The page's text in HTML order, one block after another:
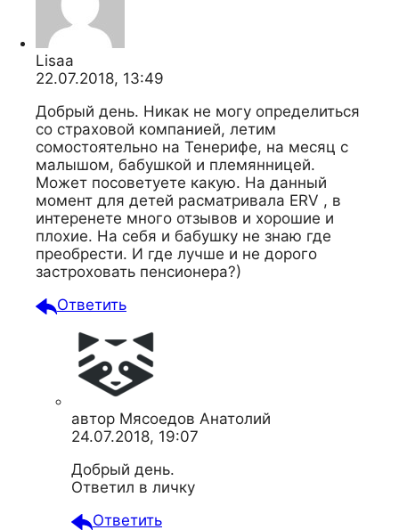
Lisaa
22.07.2018, 13:49
Добрый день. Никак не могу определиться
со страховой компанией, летим
сомостоятельно на Тенерифе, на месяц с
малышом, бабушкой и племянницей.
Может посоветуете какую. На данный
момент для детей расматривала ERV , в
интеренете много отзывов и хорошие и
плохие. На себя и бабушку не знаю где
преобрести. И где лучше и не дорого
застроховать пенсионера?)
Ответить
автор Мясоедов Анатолий
24.07.2018, 19:07
Добрый день.
Ответил в личку
Ответить